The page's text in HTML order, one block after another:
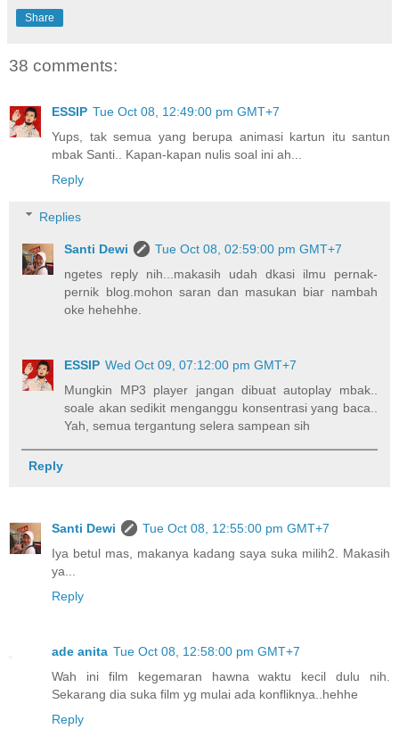
Share
38 comments:
ESSIP Tue Oct 08, 12:49:00 pm GMT+7
Yups, tak semua yang berupa animasi kartun itu santun
mbak Santi.. Kapan-kapan nulis soal ini ah...
Reply
Replies
Santi Dewi
Tue Oct 08, 02:59:00 pm GMT+7
ngetes reply nih...makasih udah dkasi ilmu pernak-
pernik blog.mohon saran dan masukan biar nambah
oke hehehhe.
ESSIP Wed Oct 09, 07:12:00 pm GMT+7
Mungkin MP3 player jangan dibuat autoplay mbak..
soale akan sedikit menganggu konsentrasi yang baca..
Yah, semua tergantung selera sampean sih
Reply
Santi Dewi
Tue Oct 08, 12:55:00 pm GMT+7
Iya betul mas, makanya kadang saya suka milih2. Makasih
ya...
Reply
ade anita Tue Oct 08, 12:58:00 pm GMT+7
Wah ini film kegemaran hawna waktu kecil dulu nih.
Sekarang dia suka film yg mulai ada konfliknya..hehhe
Reply